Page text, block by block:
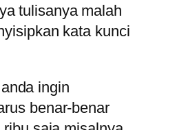
tulisanya malah
kata kunci
ingin
benar-benar